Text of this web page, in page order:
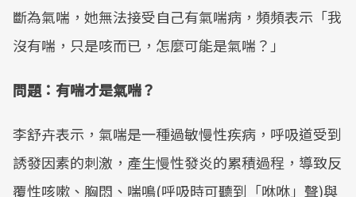
斷為氣喘，她無法接受自己有氣喘病，頻頻表示「我
沒有喘，只是咳而已，怎麼可能是氣喘？」
問題：有喘才是氣喘？
李舒卉表示，氣喘是一種過敏慢性疾病，呼吸道受到
誘發因素的刺激，產生慢性發炎的累積過程，導致反
覆性咳嗽、胸悶、喘鳴(呼吸時可聽到「咻咻」聲)與